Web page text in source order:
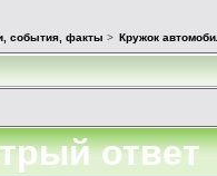
события, факты > Кружок
ответ